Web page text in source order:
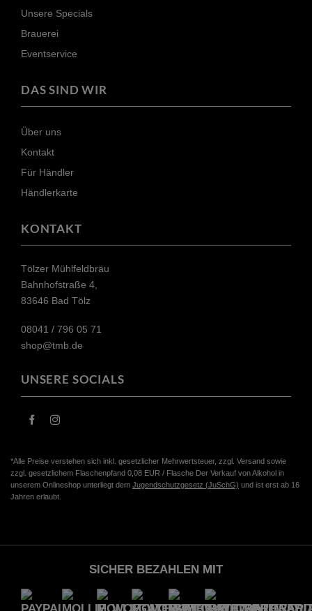
Unsere Specials
Brauerei
Eventservice
DAS SIND WIR
Über uns
Kontakt
Für Händler
Händlerkarte
KONTAKT
Tölzer Mühlfeldbräu
Bahnhofstraße 4,
83646 Bad Tölz
08041 / 796 05 71​
shop@tmb.de
UNSERE SOCIALS
*Alle Preise verstehen sich inkl. gesetzlicher Mehrwertsteuer, zzgl. Versand sowie
zzgl. gesetzlichem Flaschenpfand 0,08 EUR / Flasche Der Verkauf von Alkohol in
unserem Onlineshop unterliegt dem Jugendschutzgesetz (JuSchG) und ist erst ab 16
Jahren erlaubt.
SICHER BEZAHLEN MIT